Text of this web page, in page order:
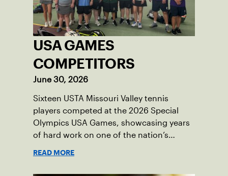
USA GAMES
COMPETITORS
June 30, 2026
Sixteen USTA Missouri Valley tennis
players competed at the 2026 Special
Olympics USA Games, showcasing years
of hard work on one of the nation’s
READ MORE